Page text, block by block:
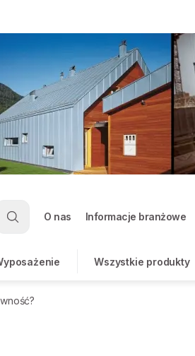
O nas Informacje branżowe
Wszystkie produkty